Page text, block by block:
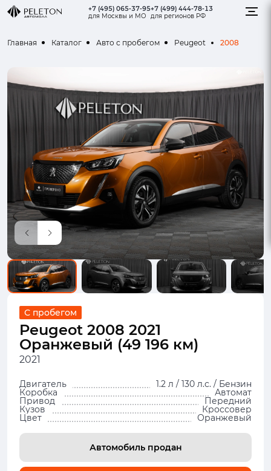
+7 (495) 065-37-95
для Москвы и МО
+7 (499) 444-78-13
для регионов РФ
Главная Каталог Авто с пробегом Peugeot 2008
С пробегом
Peugeot 2008 2021
Оранжевый (49 196 км)
2021
Двигатель 1.2 л / 130 л.с. / Бензин
Коробка Автомат
Привод Передний
Кузов Кроссовер
Цвет Оранжевый
Автомобиль продан